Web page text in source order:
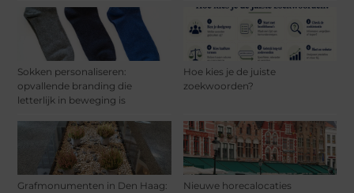
Sokken personaliseren:
opvallende branding die
letterlijk in beweging is
Hoe kies je de juiste
zoekwoorden?
Grafmonumenten in Den Haag:
Nieuwe horecalocaties